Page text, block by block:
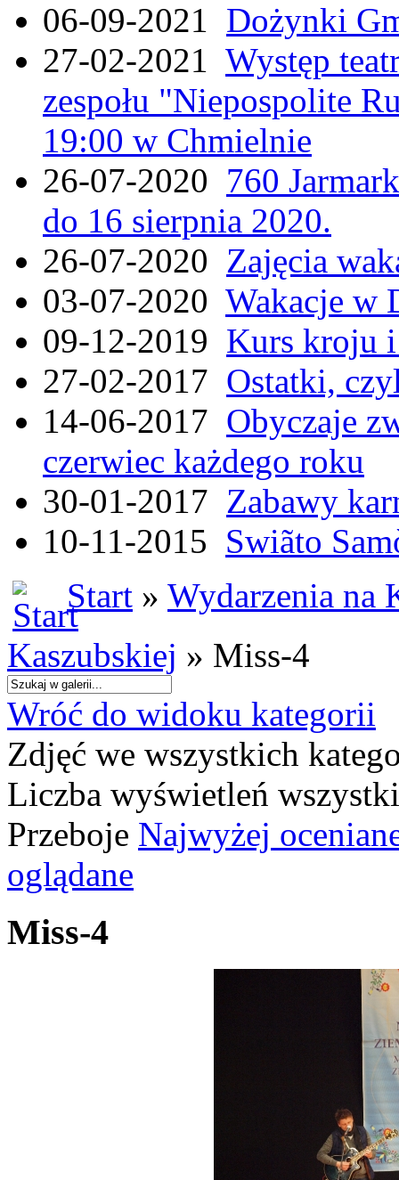
06-09-2021 Dożynki
27-02-2021 Występ
zespołu "Niepospolite
19:00 w Chmielnie
26-07-2020 760
do 16 sierpnia 2020.
26-07-2020 Zajęcia
03-07-2020 Wakacje w
09-12-2019 Kurs kroju i
27-02-2017 Ostatki,
14-06-2017 Obyczaje
czerwiec każdego roku
30-01-2017 Zabawy
10-11-2015 Swiãto
Start » Wydarzenia na
Kaszubskiej » Miss-4
Wróć do widoku kategorii
Zdjęć we wszystkich
Liczba wyświetleń
Przeboje Najwyżej
oglądane
Miss-4